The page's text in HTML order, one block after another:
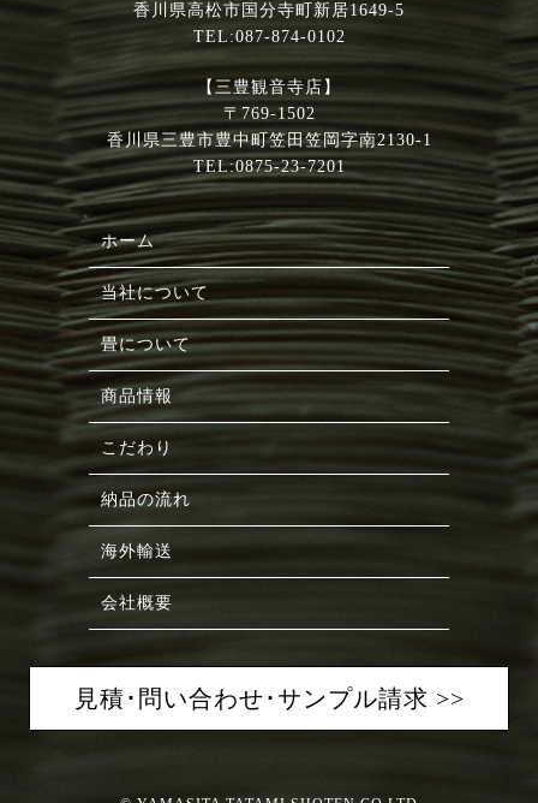
香川県高松市国分寺町新居1649-5
TEL:087-874-0102
【三豊観音寺店】
〒769-1502
香川県三豊市豊中町笠田笠岡字南2130-1
TEL:0875-23-7201
ホーム
当社について
畳について
商品情報
こだわり
納品の流れ
海外輸送
会社概要
見積･問い合わせ･サンプル請求 >>